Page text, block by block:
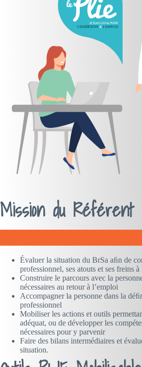
Mission du Référent
Évaluer la situation du BrSa aﬁn de
professionnel, ses atouts et ses freins à
Construire le parcours avec la
nécessaires au retour à l’emploi
Accompagner la personne dans la
professionnel
Mobiliser les actions et outils
adéquat, ou de développer les
nécessaires pour y parvenir
Faire des bilans intermédiaires et
situation.